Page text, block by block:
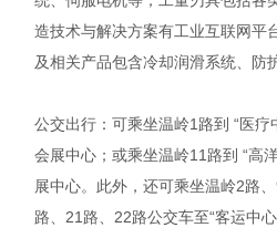
造技术与解决方案有工业互联网平
及相关产品包含冷却润滑系统、防
公交出行：可乘坐温岭1路到 “医
会展中心；或乘坐温岭11路到 “高
展中心。此外，还可乘坐温岭2路
路、21路、22路公交车至“客运中